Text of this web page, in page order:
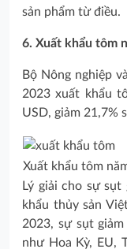
sản phẩm từ điều.
6. Xuất khẩu tôm
Bộ Nông nghiệp
2023 xuất khẩu
USD, giảm 21,7%
Xuất khẩu tôm
Lý giải cho sự sụt
khẩu thủy sản
2023, sự sụt
như Hoa Kỳ, EU,